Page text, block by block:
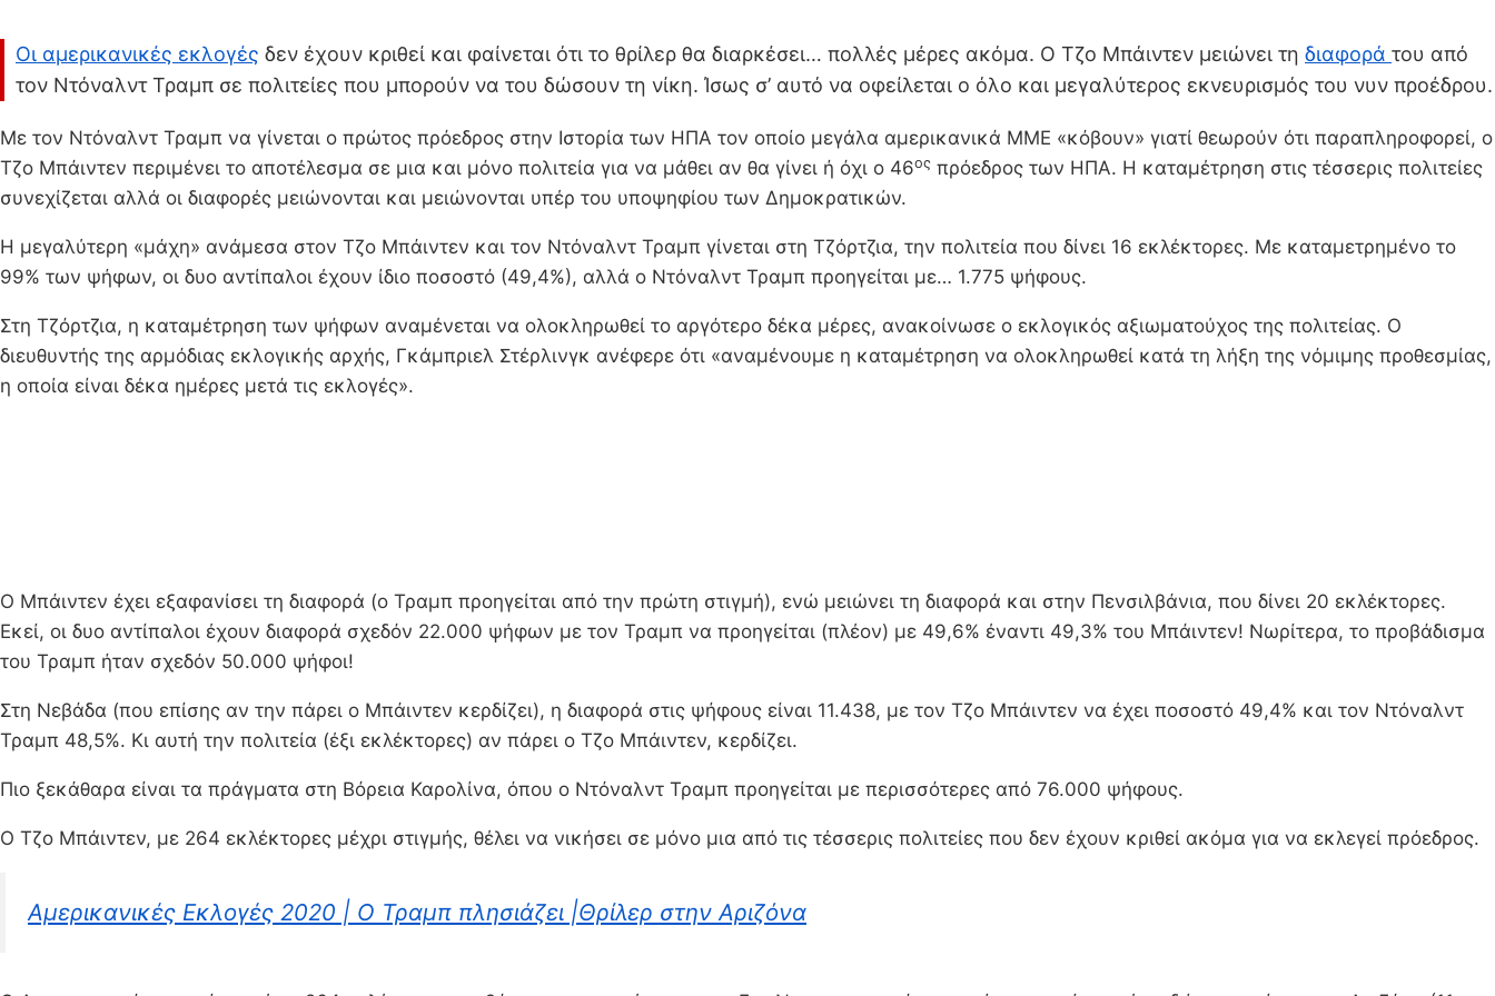
Οι αμερικανικές εκλογές δεν έχουν κριθεί και φαίνεται ότι το θρίλερ θα διαρκέσει… πολλές μέρες ακόμα. Ο Τζο Μπάιντεν μειώνει τη διαφορά του από
τον Ντόναλντ Τραμπ σε πολιτείες που μπορούν να του δώσουν τη νίκη. Ίσως σ’ αυτό να οφείλεται ο όλο και μεγαλύτερος εκνευρισμός του νυν προέδρου.
Με τον Ντόναλντ Τραμπ να γίνεται ο πρώτος πρόεδρος στην Ιστορία των ΗΠΑ τον οποίο μεγάλα αμερικανικά ΜΜΕ «κόβουν» γιατί θεωρούν ότι παραπληροφορεί, ο
Τζο Μπάιντεν περιμένει το αποτέλεσμα σε μια και μόνο πολιτεία για να μάθει αν θα γίνει ή όχι ο 46ος πρόεδρος των ΗΠΑ. Η καταμέτρηση στις τέσσερις πολιτείες
συνεχίζεται αλλά οι διαφορές μειώνονται και μειώνονται υπέρ του υποψηφίου των Δημοκρατικών.
Η μεγαλύτερη «μάχη» ανάμεσα στον Τζο Μπάιντεν και τον Ντόναλντ Τραμπ γίνεται στη Τζόρτζια, την πολιτεία που δίνει 16 εκλέκτορες. Με καταμετρημένο το
99% των ψήφων, οι δυο αντίπαλοι έχουν ίδιο ποσοστό (49,4%), αλλά ο Ντόναλντ Τραμπ προηγείται με… 1.775 ψήφους.
Στη Τζόρτζια, η καταμέτρηση των ψήφων αναμένεται να ολοκληρωθεί το αργότερο δέκα μέρες, ανακοίνωσε ο εκλογικός αξιωματούχος της πολιτείας. Ο
διευθυντής της αρμόδιας εκλογικής αρχής, Γκάμπριελ Στέρλινγκ ανέφερε ότι «αναμένουμε η καταμέτρηση να ολοκληρωθεί κατά τη λήξη της νόμιμης προθεσμίας,
η οποία είναι δέκα ημέρες μετά τις εκλογές».
Ο Μπάιντεν έχει εξαφανίσει τη διαφορά (ο Τραμπ προηγείται από την πρώτη στιγμή), ενώ μειώνει τη διαφορά και στην Πενσιλβάνια, που δίνει 20 εκλέκτορες.
Εκεί, οι δυο αντίπαλοι έχουν διαφορά σχεδόν 22.000 ψήφων με τον Τραμπ να προηγείται (πλέον) με 49,6% έναντι 49,3% του Μπάιντεν! Νωρίτερα, το προβάδισμα
του Τραμπ ήταν σχεδόν 50.000 ψήφοι!
Στη Νεβάδα (που επίσης αν την πάρει ο Μπάιντεν κερδίζει), η διαφορά στις ψήφους είναι 11.438, με τον Τζο Μπάιντεν να έχει ποσοστό 49,4% και τον Ντόναλντ
Τραμπ 48,5%. Κι αυτή την πολιτεία (έξι εκλέκτορες) αν πάρει ο Τζο Μπάιντεν, κερδίζει.
Πιο ξεκάθαρα είναι τα πράγματα στη Βόρεια Καρολίνα, όπου ο Ντόναλντ Τραμπ προηγείται με περισσότερες από 76.000 ψήφους.
Ο Τζο Μπάιντεν, με 264 εκλέκτορες μέχρι στιγμής, θέλει να νικήσει σε μόνο μια από τις τέσσερις πολιτείες που δεν έχουν κριθεί ακόμα για να εκλεγεί πρόεδρος.
Αμερικανικές Εκλογές 2020 | Ο Τραμπ πλησιάζει |Θρίλερ στην Αριζόνα